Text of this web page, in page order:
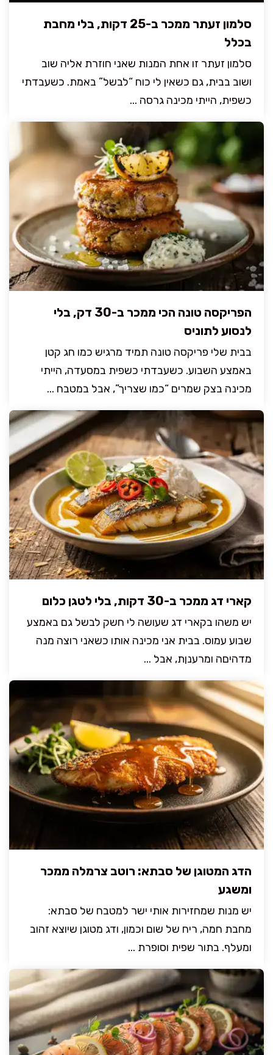
סלמון זעתר ממכר ב-25 דקות, בלי מחבת
בכלל
סלמון זעתר זו אחת המנות שאני חוזרת אליה שוב
ושוב בבית, גם כשאין לי כוח “לבשל” באמת. כשעבדתי
כשפית, הייתי מכינה גרסה ...
הפריקסה טונה הכי ממכר ב-30 דק, בלי
לנסוע לתוניס
בבית שלי פריקסה טונה תמיד מרגיש כמו חג קטן
באמצע השבוע. כשעבדתי כשפית במסעדה, הייתי
מכינה בצק שמרים “כמו שצריך”, אבל במטבח ...
קארי דג ממכר ב-30 דקות, בלי לטגן כלום
יש משהו בקארי דג שעושה לי חשק לבשל גם באמצע
שבוע עמוס. בבית אני מכינה אותו כשאני רוצה מנה
מדהיםה ומרענןת, אבל ...
הדג המטוגן של סבתא: רוטב צרמלה ממכר
ומשגע
יש מנות שמחזירות אותי ישר למטבח של סבתא:
מחבת חמה, ריח של שום וכמון, ודג מטוגן שיוצא זהוב
ומעלף. בתור שפית וסופרת ...